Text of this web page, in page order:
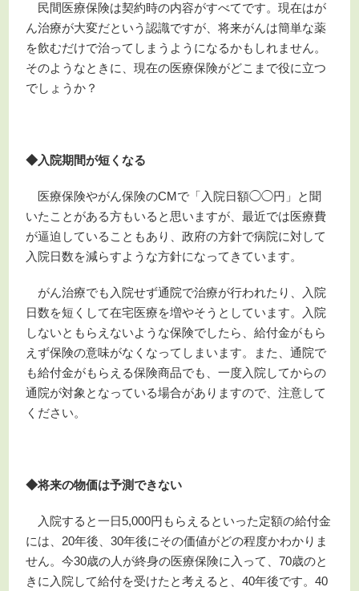
民間医療保険は契約時の内容がすべてです。現在はが
ん治療が大変だという認識ですが、将来がんは簡単な薬
を飲むだけで治ってしまうようになるかもしれません。
そのようなときに、現在の医療保険がどこまで役に立つ
でしょうか？
◆入院期間が短くなる
医療保険やがん保険のCMで「入院日額◯◯円」と聞
いたことがある方もいると思いますが、最近では医療費
が逼迫していることもあり、政府の方針で病院に対して
入院日数を減らすような方針になってきています。
がん治療でも入院せず通院で治療が行われたり、入院
日数を短くして在宅医療を増やそうとしています。入院
しないともらえないような保険でしたら、給付金がもら
えず保険の意味がなくなってしまいます。また、通院で
も給付金がもらえる保険商品でも、一度入院してからの
通院が対象となっている場合がありますので、注意して
ください。
◆将来の物価は予測できない
入院すると一日5,000円もらえるといった定額の給付金
には、20年後、30年後にその価値がどの程度かわかりま
せん。今30歳の人が終身の医療保険に入って、70歳のと
きに入院して給付を受けたと考えると、40年後です。40